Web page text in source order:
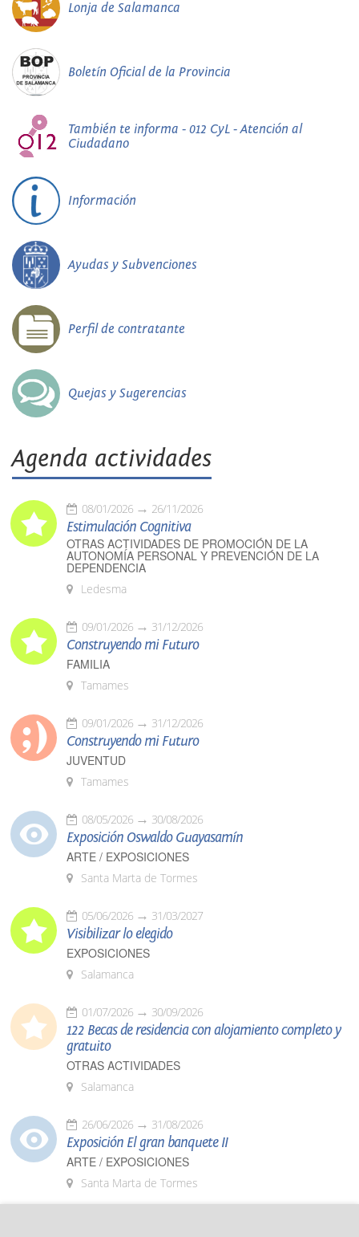
Lonja de Salamanca
Boletín Oficial de la Provincia
También te informa - 012 CyL - Atención al
Ciudadano
Información
Ayudas y Subvenciones
Perfil de contratante
Quejas y Sugerencias
Agenda actividades
08/01/2026 26/11/2026
Estimulación Cognitiva
OTRAS ACTIVIDADES DE PROMOCIÓN DE LA
AUTONOMÍA PERSONAL Y PREVENCIÓN DE LA
DEPENDENCIA
Ledesma
09/01/2026 31/12/2026
Construyendo mi Futuro
FAMILIA
Tamames
09/01/2026 31/12/2026
Construyendo mi Futuro
JUVENTUD
Tamames
08/05/2026 30/08/2026
Exposición Oswaldo Guayasamín
ARTE / EXPOSICIONES
Santa Marta de Tormes
05/06/2026 31/03/2027
Visibilizar lo elegido
EXPOSICIONES
Salamanca
01/07/2026 30/09/2026
122 Becas de residencia con alojamiento completo y
gratuito
OTRAS ACTIVIDADES
Salamanca
26/06/2026 31/08/2026
Exposición El gran banquete II
ARTE / EXPOSICIONES
Santa Marta de Tormes